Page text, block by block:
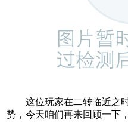
这位玩家在二转临近之时
势，今天咱们再来回顾一下